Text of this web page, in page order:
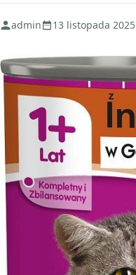
admin 13 listopada 2025